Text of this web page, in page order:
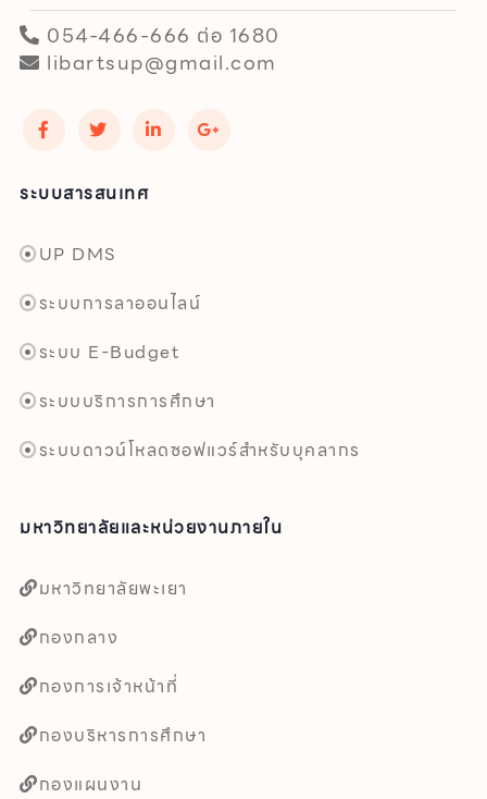
054-466-666 ต่อ 1680
libartsup@gmail.com
ระบบสารสนเทศ
UP DMS
ระบบการลาออนไลน์
ระบบ E-Budget
ระบบบริการการศึกษา
ระบบดาวน์โหลดซอฟแวร์สำหรับบุคลากร
มหาวิทยาลัยและหน่วยงานภายใน
มหาวิทยาลัยพะเยา
กองกลาง
กองการเจ้าหน้าที่
กองบริหารการศึกษา
กองแผนงาน